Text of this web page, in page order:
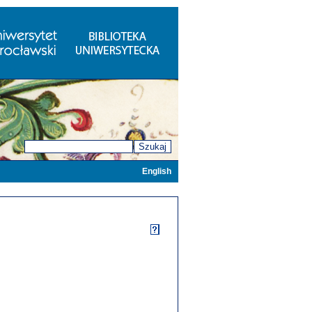
Szukaj
English